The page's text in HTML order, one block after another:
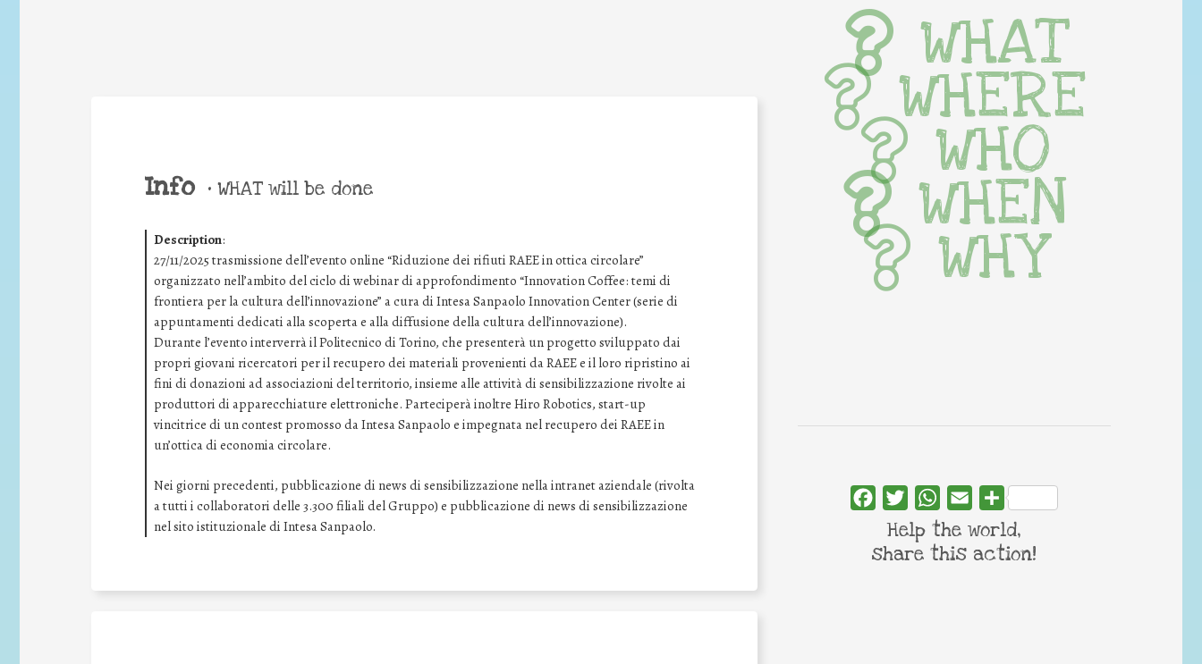
Info • WHAT will be done
Description:
27/11/2025 trasmissione dell’evento online “Riduzione dei rifiuti RAEE in ottica circolare”
organizzato nell’ambito del ciclo di webinar di approfondimento “Innovation Coffee: temi di
frontiera per la cultura dell’innovazione” a cura di Intesa Sanpaolo Innovation Center (serie di
appuntamenti dedicati alla scoperta e alla diffusione della cultura dell’innovazione).
Durante l’evento interverrà il Politecnico di Torino, che presenterà un progetto sviluppato dai
propri giovani ricercatori per il recupero dei materiali provenienti da RAEE e il loro ripristino ai
fini di donazioni ad associazioni del territorio, insieme alle attività di sensibilizzazione rivolte ai
produttori di apparecchiature elettroniche. Parteciperà inoltre Hiro Robotics, start-up
vincitrice di un contest promosso da Intesa Sanpaolo e impegnata nel recupero dei RAEE in
un’ottica di economia circolare.
Nei giorni precedenti, pubblicazione di news di sensibilizzazione nella intranet aziendale (rivolta
a tutti i collaboratori delle 3.300 filiali del Gruppo) e pubblicazione di news di sensibilizzazione
nel sito istituzionale di Intesa Sanpaolo.
WHAT
WHERE
WHO
WHEN
WHY
FacebookTwitterWhatsApp
Email Share
Help the world,
share this action!